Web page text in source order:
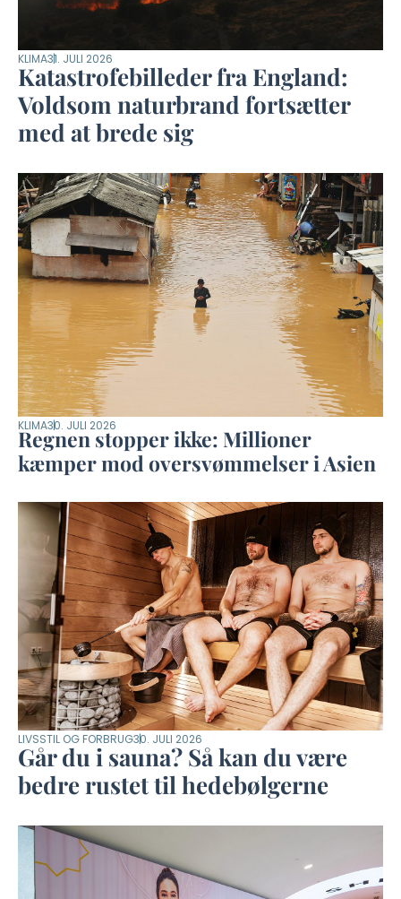
KLIMA31. JULI 2026
Katastrofebilleder fra England:
Voldsom naturbrand fortsætter
med at brede sig
KLIMA30. JULI 2026
Regnen stopper ikke: Millioner
kæmper mod oversvømmelser i Asien
LIVSSTIL OG FORBRUG30. JULI 2026
Går du i sauna? Så kan du være
bedre rustet til hedebølgerne